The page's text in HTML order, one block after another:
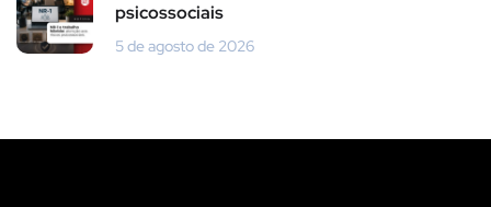
psicossociais
5 de agosto de 2026